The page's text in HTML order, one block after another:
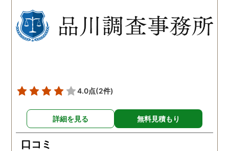
私が夫を疑うだけでは夫の
不倫の実態を知ることがで
きませんでしたので、真相
した。想像以上に妻の浮
の状態が酷かったので、
然としてしまいました。
4.0点(2件)
詳細を見る 無料見積もり
口コミ